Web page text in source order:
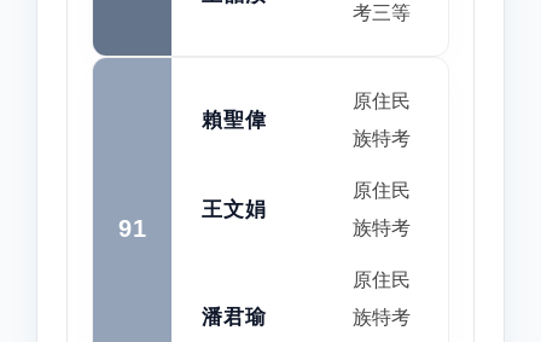
考三等
91
賴聖偉
原住民
族特考
王文娟
原住民
族特考
潘君瑜
原住民
族特考